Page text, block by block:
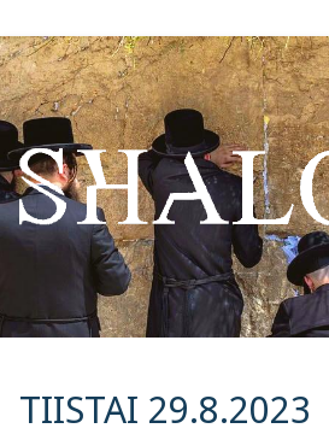
Hyppää
sisältöön
Hae:
TIISTAI 29.8.2023